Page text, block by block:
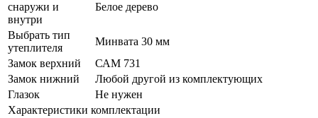
снаружи и
внутри
Белое дерево
Выбрать тип
утеплителя
Минвата 30 мм
Замок верхний
САМ 731
Замок нижний
Любой другой из комплектующих
Глазок
Не нужен
Характеристики комплектации